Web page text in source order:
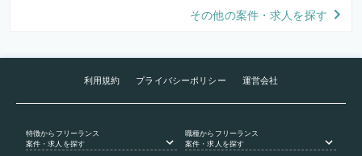
その他の案件・求人を探す
利用規約 プライバシーポリシー 運営会社
特徴からフリーランス
案件・求人を探す
職種からフリーランス
案件・求人を探す